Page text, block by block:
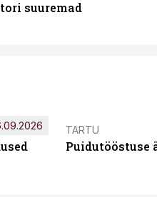
suuremad
TARTU
Puidutööstuse